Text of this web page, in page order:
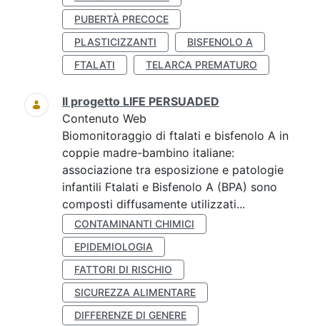
PUBERTÀ PRECOCE
PLASTICIZZANTI
BISFENOLO A
FTALATI
TELARCA PREMATURO
Il progetto LIFE PERSUADED
Contenuto Web
Biomonitoraggio di ftalati e bisfenolo A in
coppie madre-bambino italiane:
associazione tra esposizione e patologie
infantili Ftalati e Bisfenolo A (BPA) sono
composti diffusamente utilizzati...
CONTAMINANTI CHIMICI
EPIDEMIOLOGIA
FATTORI DI RISCHIO
SICUREZZA ALIMENTARE
DIFFERENZE DI GENERE